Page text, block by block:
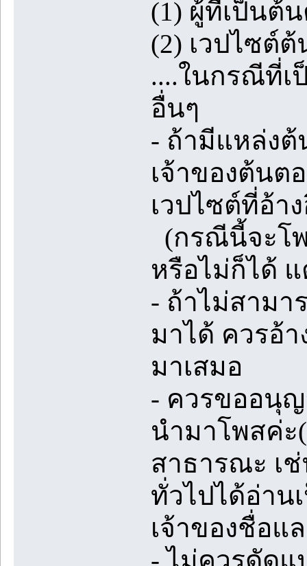
(1) ผู้ที่เป็นต้
(2) เวปไซต์
....ในกรณีที่เ
อื่นๆ
- ถ้ามีแหล่ง
เจ้าของต้น
เวปไซต์ที่อ้า
(กรณีนี้จะโ
หรือไม่ก็ได้
- ถ้าไม่สามา
มาได้ ควรอ้
มาเสมอ
- ควรขออนุญ
นำมาโพสค่ะ
สาธารณะ เ
ทั่วไปได้อ่าน
เจ้าของชื่อแ
- ไม่ควรดัดแ